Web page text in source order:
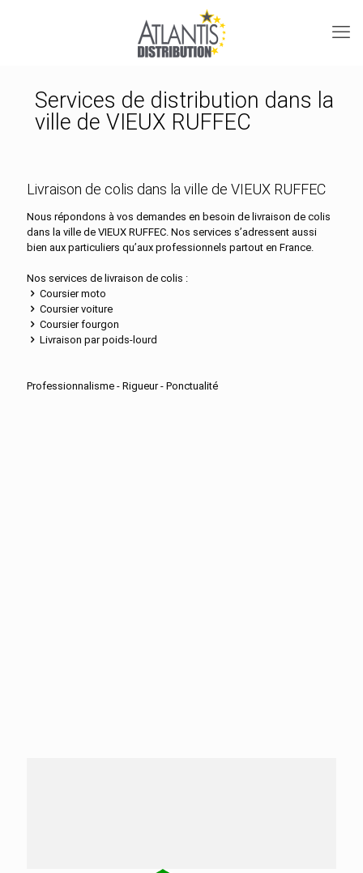
Services de distribution dans la
ville de VIEUX RUFFEC
Livraison de colis dans la ville de VIEUX RUFFEC
Nous répondons à vos demandes en besoin de livraison de colis
dans la ville de VIEUX RUFFEC. Nos services s’adressent aussi
bien aux particuliers qu’aux professionnels partout en France.
Nos services de livraison de colis :
Coursier moto
Coursier voiture
Coursier fourgon
Livraison par poids-lourd
Professionnalisme - Rigueur - Ponctualité